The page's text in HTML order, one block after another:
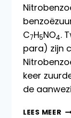
C7H5NO4.
para) zijn
keer
de
LEES MEER